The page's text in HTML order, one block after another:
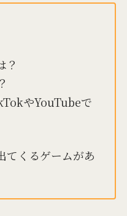
？
やYouTubeで
てくるゲームがあ